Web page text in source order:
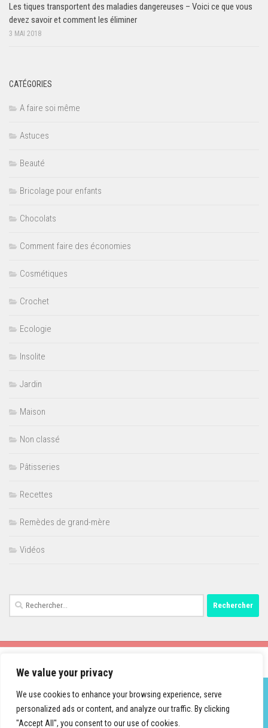
We value your privacy
We use cookies to enhance your browsing experience, serve
personalized ads or content, and analyze our traffic. By clicking
"Accept All", you consent to our use of cookies.
Les tiques transportent des maladies dangereuses – Voici ce que vous
devez savoir et comment les éliminer
3 MAI 2018
CATÉGORIES
A faire soi même
Astuces
Beauté
Bricolage pour enfants
Chocolats
Comment faire des économies
Cosmétiques
Crochet
Ecologie
Insolite
Jardin
Maison
Non classé
Pâtisseries
Recettes
Remèdes de grand-mère
Vidéos
Rechercher :
Fièrement propulsé par - Conçu par